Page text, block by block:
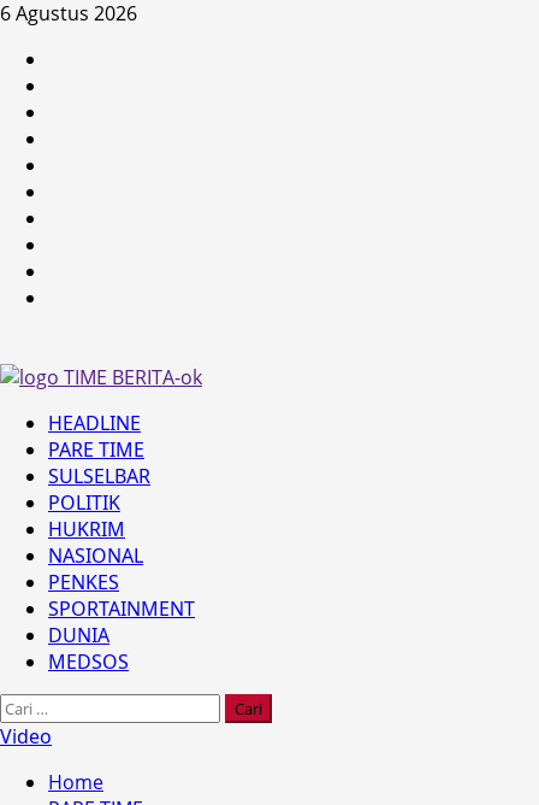
Skip
content
6 Agustus 2026
Primary
Menu
HEADLINE
PARE TIME
SULSELBAR
POLITIK
HUKRIM
NASIONAL
PENKES
SPORTAINMENT
DUNIA
MEDSOS
Cari
untuk:
Video
Home